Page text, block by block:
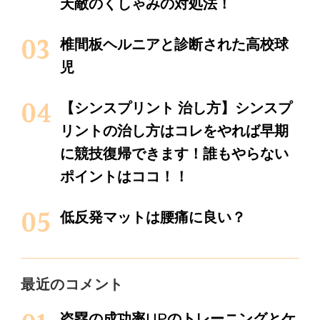
天敵のくしゃみの対処法！
椎間板ヘルニアと診断された高校球
児
【シンスプリント 治し方】シンスプ
リントの治し方はコレをやれば早期
に競技復帰できます！誰もやらない
ポイントはココ！！
低反発マットは腰痛に良い？
最近のコメント